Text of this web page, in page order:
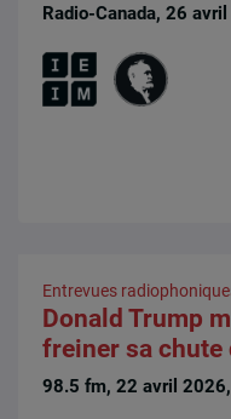
Radio-Canada, 26
Entrevues
Donald Trump
freiner sa chute
98.5 fm, 22 avril 2026,